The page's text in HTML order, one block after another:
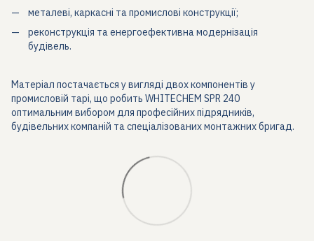
металеві, каркасні та промислові конструкції;
реконструкція та енергоефективна модернізація
будівель.
Матеріал постачається у вигляді двох компонентів у
промисловій тарі, що робить WHITECHEM SPR 240
оптимальним вибором для професійних підрядників,
будівельних компаній та спеціалізованих монтажних бригад.